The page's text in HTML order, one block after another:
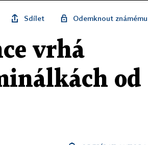
Sdílet Odemknout známému
vrhá
od